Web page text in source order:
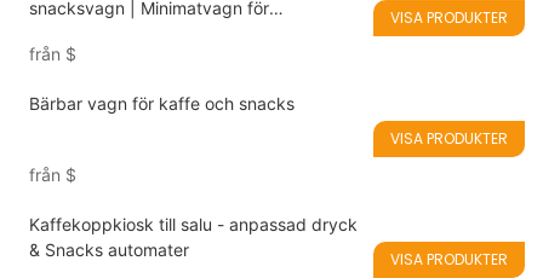
snacksvagn | Minimatvagn för
från $
VISA PRODUKTER
Bärbar vagn för kaffe och snacks
från $
VISA PRODUKTER
Kaffekoppkiosk till salu - anpassad dryck
& Snacks automater
VISA PRODUKTER